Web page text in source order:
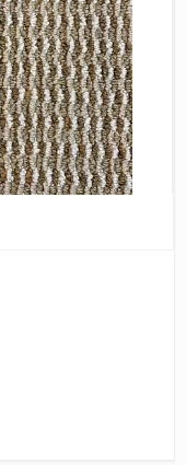
Damy Floor
Decoria
Dolce Flooring
ECO Parquet